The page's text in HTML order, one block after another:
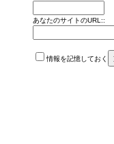
あなたのサイトのURL::
情報を記憶しておく